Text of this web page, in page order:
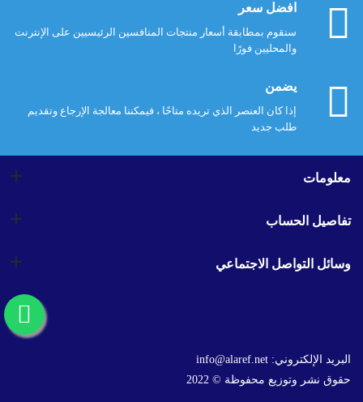
افضل سعر
سنقوم بمطابقة أسعار منتجات المنافسين الرئيسيين على الإنترنت
والمحليين فورًا
يضمن
إذا كان العنصر الذي تريده متاحًا ، فيمكننا معالجة الإرجاع وتقديم
طلب جديد
البريد الإلكتروني: info@alaref.net
حقوق نشر وتوزيع محفوظة © 2022
معلومات
تفاصيل الحساب
وسائل التواصل الاجتماعي